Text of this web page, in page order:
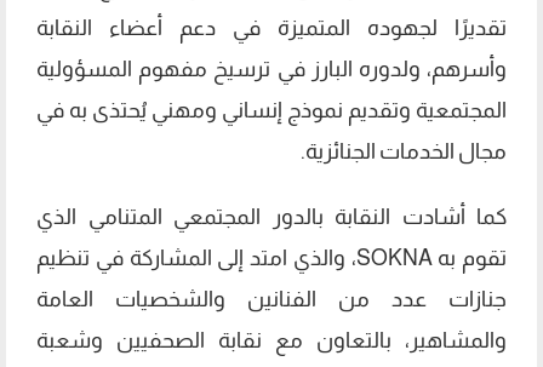
تقديرًا لجهوده المتميزة في دعم أعضاء النقابة
وأسرهم، ولدوره البارز في ترسيخ مفهوم المسؤولية
المجتمعية وتقديم نموذج إنساني ومهني يُحتذى به في
مجال الخدمات الجنائزية.
كما أشادت النقابة بالدور المجتمعي المتنامي الذي
تقوم به SOKNA، والذي امتد إلى المشاركة في تنظيم
جنازات عدد من الفنانين والشخصيات العامة
والمشاهير، بالتعاون مع نقابة الصحفيين وشعبة